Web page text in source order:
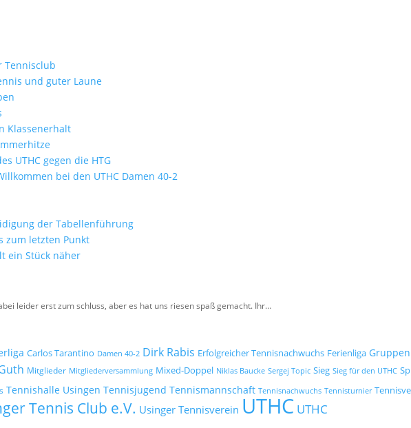
Tennisclub
und guter Laune
Klassenerhalt
UTHC gegen die HTG
bei den UTHC Damen 40-2
der Tabellenführung
zum letzten Punkt
ein Stück näher
leider erst zum schluss, aber es hat uns riesen spaß gemacht. Ihr…
Carlos Tarantino Damen 40-2 Dirk Rabis Erfolgreicher Tennisnachwuchs Ferienliga
Mitglieder Mitgliederversammlung Mixed-Doppel Niklas Baucke Sergej Topic Sieg Sieg für den UTHC
Tennishalle Usingen Tennisjugend Tennismannschaft Tennisnachwuchs Tennisturnier
Tennis Club e.V. Usinger Tennisverein UTHC UTHC